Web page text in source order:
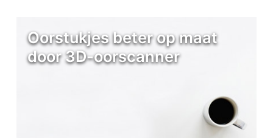
Oorstukjes beter op maat
door 3D-oorscanner